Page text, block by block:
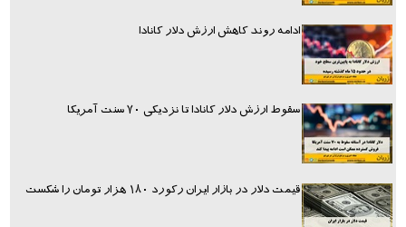
ادامه روند کاهش ارزش دلار کانادا
سقوط ارزش دلار کانادا تا نزدیکی ۷۰ سنت آمریکا
قیمت دلار در بازار ایران رکورد ۱۸۰ هزار تومان را شکست